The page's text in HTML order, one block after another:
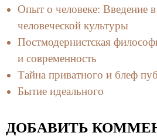
Опыт о человеке: Введение
человеческой культуры
Постмодернистская
и современность
Тайна приватного и блеф
Бытие идеального
ДОБАВИТЬ